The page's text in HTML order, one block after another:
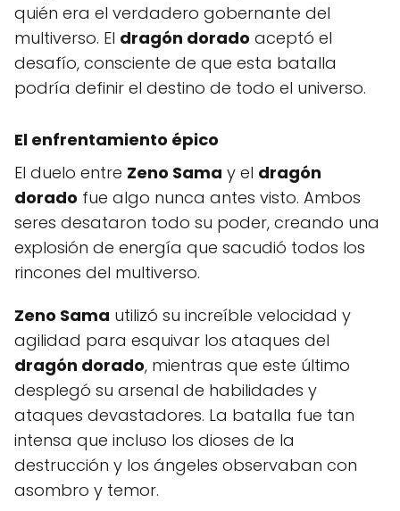
quién era el verdadero gobernante del
multiverso. El dragón dorado aceptó el
desafío, consciente de que esta batalla
podría definir el destino de todo el universo.
El enfrentamiento épico
El duelo entre Zeno Sama y el dragón
dorado fue algo nunca antes visto. Ambos
seres desataron todo su poder, creando una
explosión de energía que sacudió todos los
rincones del multiverso.
Zeno Sama utilizó su increíble velocidad y
agilidad para esquivar los ataques del
dragón dorado, mientras que este último
desplegó su arsenal de habilidades y
ataques devastadores. La batalla fue tan
intensa que incluso los dioses de la
destrucción y los ángeles observaban con
asombro y temor.